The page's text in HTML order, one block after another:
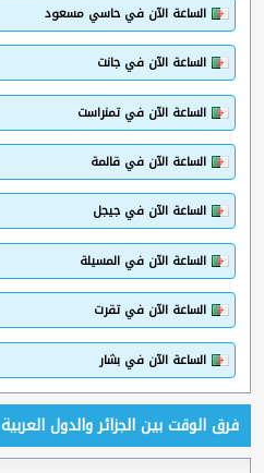
الساعة الآن في حاسي مسعود
الساعة الآن في جانت
الساعة الآن في تمنراست
الساعة الآن في قالمة
الساعة الآن في جيجل
الساعة الآن في المسيلة
الساعة الآن في تقرت
الساعة الآن في بشار
فرق الوقت بين الجزائر والدول العربية